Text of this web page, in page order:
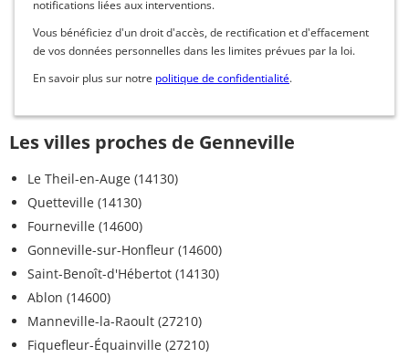
notifications liées aux interventions.
Vous bénéficiez d'un droit d'accès, de rectification et d'effacement
de vos données personnelles dans les limites prévues par la loi.
En savoir plus sur notre politique de confidentialité.
Les villes proches de Genneville
Le Theil-en-Auge (14130)
Quetteville (14130)
Fourneville (14600)
Gonneville-sur-Honfleur (14600)
Saint-Benoît-d'Hébertot (14130)
Ablon (14600)
Manneville-la-Raoult (27210)
Fiquefleur-Équainville (27210)